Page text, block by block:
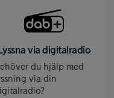
Lyssna via digitalradio
du hjälp med
via din